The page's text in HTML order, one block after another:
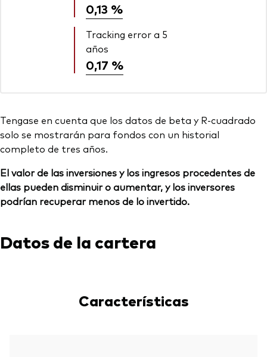
0,13 %
Tracking error a 5
años
0,17 %
Tengase en cuenta que los datos de beta y R-cuadrado
solo se mostrarán para fondos con un historial
completo de tres años.
El valor de las inversiones y los ingresos procedentes de
ellas pueden disminuir o aumentar, y los inversores
podrían recuperar menos de lo invertido.
Datos de la cartera
Características